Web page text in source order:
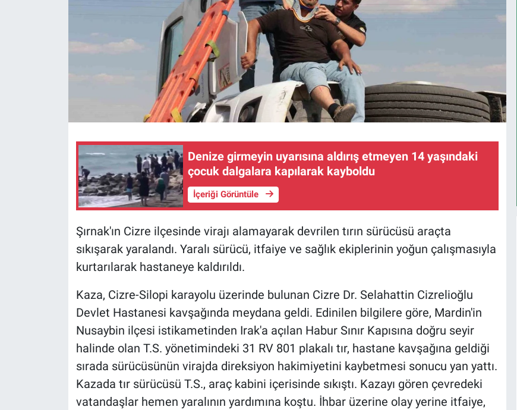
Denize girmeyin uyarısına aldırış etmeyen 14 yaşındaki
çocuk dalgalara kapılarak kayboldu
İçeriği Görüntüle
Şırnak'ın Cizre ilçesinde virajı alamayarak devrilen tırın sürücüsü araçta
sıkışarak yaralandı. Yaralı sürücü, itfaiye ve sağlık ekiplerinin yoğun çalışmasıyla
kurtarılarak hastaneye kaldırıldı.
Kaza, Cizre-Silopi karayolu üzerinde bulunan Cizre Dr. Selahattin Cizrelioğlu
Devlet Hastanesi kavşağında meydana geldi. Edinilen bilgilere göre, Mardin'in
Nusaybin ilçesi istikametinden Irak'a açılan Habur Sınır Kapısına doğru seyir
halinde olan T.S. yönetimindeki 31 RV 801 plakalı tır, hastane kavşağına geldiği
sırada sürücüsünün virajda direksiyon hakimiyetini kaybetmesi sonucu yan yattı.
Kazada tır sürücüsü T.S., araç kabini içerisinde sıkıştı. Kazayı gören çevredeki
vatandaşlar hemen yaralının yardımına koştu. İhbar üzerine olay yerine itfaiye,